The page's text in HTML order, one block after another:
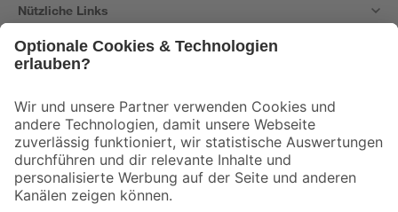
Nützliche Links
Der toom Newsletter: Keine Angebote und Aktionen mehr verpassen!
Zur Newsletter Anmeldung
Folge uns